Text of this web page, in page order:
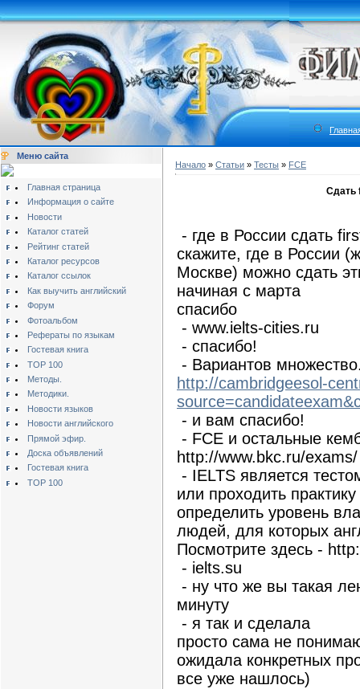
Меню сайта
Главная страница
Информация о сайте
Новости
Каталог статей
Рейтинг статей
Каталог ресурсов
Каталог ссылок
Как выучить английский
Форум
Фотоальбом
Рефераты по языкам
Гостевая книга
TOP 100
Методы.
Методики.
Новости языков
Новости английского
Прямой эфир.
Доска объявлений
Гостевая книга
TOP 100
Начало » Статьи » Тесты » FCE
Сдать
- где в России сдать
скажите, где в России
Москве) можно сдать
начиная с марта
спасибо
- www.ielts-cities.ru
- спасибо!
- Вариантов
http://cambridgeesol-
- и вам спасибо!
- FCE и остальные
http://www.bkc.ru/exams/
- IELTS является
или проходить
определить уровень
людей, для которых
Посмотрите здесь -
- ielts.su
- ну что же вы такая
минуту
- я так и сделала
просто сама не
ожидала конкретных
все уже нашлось)